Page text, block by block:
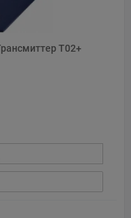
T02+